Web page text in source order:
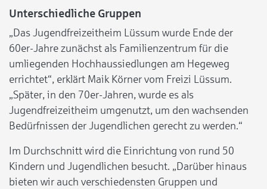
Unterschiedliche Gruppen
„Das Jugendfreizeitheim Lüssum wurde Ende der
60er-Jahre zunächst als Familienzentrum für die
umliegenden Hochhaussiedlungen am Hegeweg
errichtet“, erklärt Maik Körner vom Freizi Lüssum.
„Später, in den 70er-Jahren, wurde es als
Jugendfreizeitheim umgenutzt, um den wachsenden
Bedürfnissen der Jugendlichen gerecht zu werden.“
Im Durchschnitt wird die Einrichtung von rund 50
Kindern und Jugendlichen besucht. „Darüber hinaus
bieten wir auch verschiedensten Gruppen und